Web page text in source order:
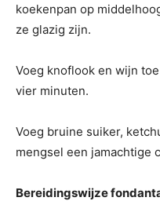
koekenpan op
ze glazig zijn.
Voeg knoflook en wijn
vier minuten.
Voeg bruine suiker,
mengsel een jamachtige
Bereidingswijze